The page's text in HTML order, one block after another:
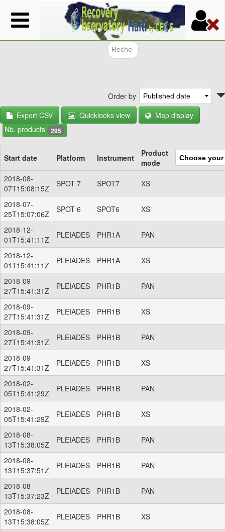
Skip
to
Order by
Export CSV
Quicklooks view
Map display
Nb. products 295
Start date Platform Instrument
Product
mode
2018-08-
07T15:08:15Z
SPOT 7 SPOT7 XS
2018-07-
25T15:07:06Z
SPOT 6 SPOT6 XS
2018-12-
01T15:41:11Z
PLEIADES PHR1A PAN
2018-12-
01T15:41:11Z
PLEIADES PHR1A XS
2018-09-
27T15:41:31Z
PLEIADES PHR1B PAN
2018-09-
27T15:41:31Z
PLEIADES PHR1B XS
2018-09-
27T15:41:31Z
PLEIADES PHR1B PAN
2018-09-
27T15:41:31Z
PLEIADES PHR1B XS
2018-02-
05T15:41:29Z
PLEIADES PHR1B PAN
2018-02-
05T15:41:29Z
PLEIADES PHR1B XS
2018-08-
13T15:38:05Z
PLEIADES PHR1B PAN
2018-08-
13T15:37:51Z
PLEIADES PHR1B PAN
2018-08-
13T15:37:23Z
PLEIADES PHR1B PAN
2018-08-
13T15:38:05Z
PLEIADES PHR1B XS